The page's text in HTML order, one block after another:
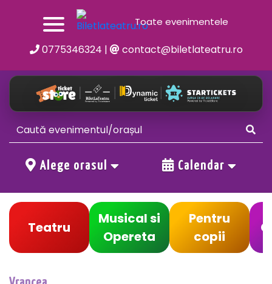
Toate evenimentele
0775346324 | contact@biletlateatru.ro
Alege orasul Calendar
Teatru
Musical si
Opereta
Pentru
copii